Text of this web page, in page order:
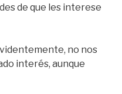
de que les interese
no nos
interés, aunque